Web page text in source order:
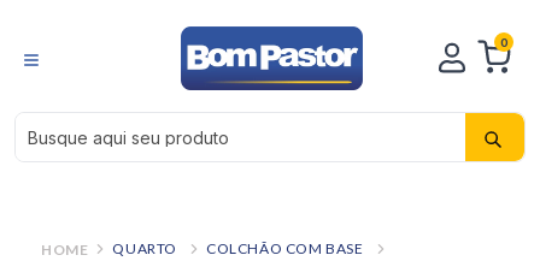
0
Busque aqui seu produto
QUARTO
COLCHÃO COM BASE